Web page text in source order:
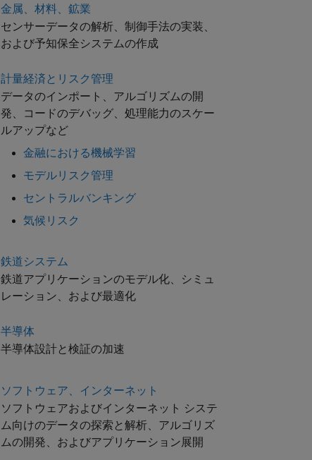
金属、材料、鉱業
センサーデータの解析、制御手法の実装、
および予知保全システムの作成
計量経済とリスク管理
データのインポート、アルゴリズムの開
発、コードのデバッグ、処理能力のスケー
ルアップなど
金融における機械学習
モデルリスク管理
セントラルバンキング
気候リスク
鉄道システム
鉄道アプリケーションのモデル化、シミュ
レーション、および最適化
半導体
半導体設計と検証の加速
ソフトウェア、インターネット
ソフトウェアおよびインターネット システ
ム向けのデータの探索と解析、アルゴリズ
ムの開発、およびアプリケーション展開